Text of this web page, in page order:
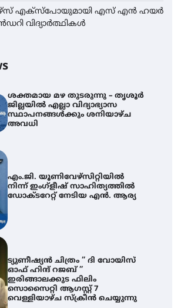
എക്സ്പോയുമായി എസ് എൻ ഹയർ
വിദ്യാർത്ഥികൾ
ശക്തമായ മഴ തുടരുന്നു – തൃശൂർ
ജില്ലയിൽ എല്ലാ വിദ്യാഭ്യാസ
സ്ഥാപനങ്ങൾക്കും ശനിയാഴ്ച
അവധി
എം.ജി. യൂണിവേഴ്‌സിറ്റിയിൽ
നിന്ന് ഇംഗ്ളീഷ് സാഹിത്യത്തിൽ
ഡോക്ടറേറ്റ് നേടിയ എൻ. ആര്യ
ട്യുണീഷ്യൻ ചിത്രം ” ദി വോയിസ്
ഓഫ് ഹിന്ദ് റജബ് ”
ഇരിങ്ങാലക്കുട ഫിലിം
സൊസൈറ്റി ആഗസ്റ്റ് 7
വെള്ളിയാഴ്ച സ്‌ക്രീൻ ചെയ്യുന്നു